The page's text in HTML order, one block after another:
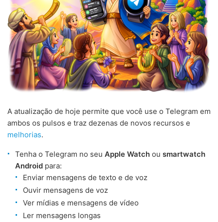
A atualização de hoje permite que você use o Telegram em
ambos os pulsos e traz dezenas de novos recursos e
melhorias.
Tenha o Telegram no seu Apple Watch ou smartwatch
Android para:
Enviar mensagens de texto e de voz
Ouvir mensagens de voz
Ver mídias e mensagens de vídeo
Ler mensagens longas